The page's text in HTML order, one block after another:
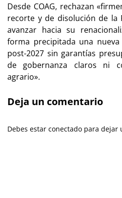
Desde COAG, rechazan
recorte y de disolución de la
avanzar hacia su
forma precipitada una
post-2027 sin garantías
de gobernanza claros ni
agrario».
Deja un comentario
Debes estar conectado para dejar